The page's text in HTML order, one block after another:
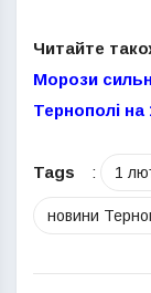
Читайте
Морози
Тернополі на
Tags : 1
новини